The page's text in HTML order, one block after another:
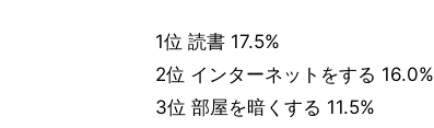
1位 読書 17.5%
2位 インターネットをする 16.0%
3位 部屋を暗くする 11.5%